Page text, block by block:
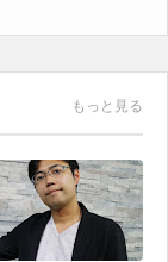
もっと見る